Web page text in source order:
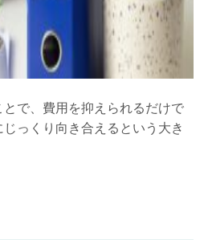
で、費用を抑えられるだけで
っくり向き合えるという大き